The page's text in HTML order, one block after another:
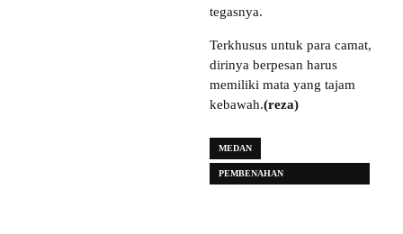
tegasnya.
Terkhusus untuk para camat,
dirinya berpesan harus
memiliki mata yang tajam
kebawah.(reza)
MEDAN
PEMBENAHAN